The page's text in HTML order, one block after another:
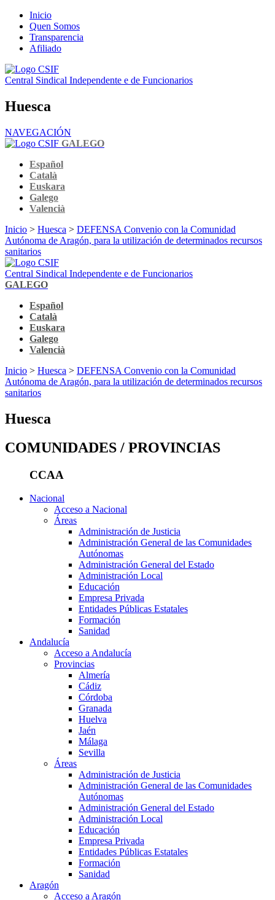
Inicio
Quen Somos
Transparencia
Afiliado
Central Sindical Independente e de Funcionarios
Huesca
NAVEGACIÓN
GALEGO
Español
Català
Euskara
Galego
Valencià
Inicio > Huesca > DEFENSA Convenio con la Comunidad
Autónoma de Aragón, para la utilización de determinados recursos
sanitarios
Central Sindical Independente e de Funcionarios
GALEGO
Español
Català
Euskara
Galego
Valencià
Inicio > Huesca > DEFENSA Convenio con la Comunidad
Autónoma de Aragón, para la utilización de determinados recursos
sanitarios
Huesca
COMUNIDADES / PROVINCIAS
CCAA
Nacional
Acceso a Nacional
Áreas
Administración de Justicia
Administración General de las Comunidades
Autónomas
Administración General del Estado
Administración Local
Educación
Empresa Privada
Entidades Públicas Estatales
Formación
Sanidad
Andalucía
Acceso a Andalucía
Provincias
Almería
Cádiz
Córdoba
Granada
Huelva
Jaén
Málaga
Sevilla
Áreas
Administración de Justicia
Administración General de las Comunidades
Autónomas
Administración General del Estado
Administración Local
Educación
Empresa Privada
Entidades Públicas Estatales
Formación
Sanidad
Aragón
Acceso a Aragón